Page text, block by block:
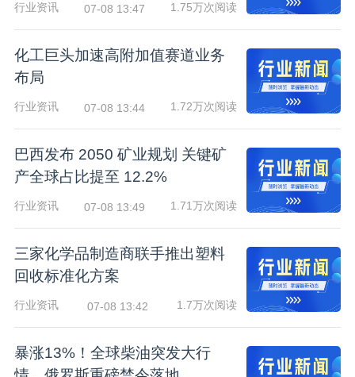
行业资讯 07-08 13:47 1.75万次阅读
化工巨头加速高附加值赛道业务
布局
行业资讯 07-08 13:44 1.72万次阅读
巴西发布 2050 矿业规划 关键矿
产全球占比提至 12.2%
行业资讯 07-08 13:49 1.71万次阅读
三家化学品制造商联手推出塑料
回收标准化方案
行业资讯 07-08 13:42 1.7万次阅读
暴涨13%！全球柴油突发大行